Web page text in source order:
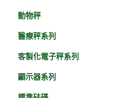
動物秤
醫療秤系列
客製化電子秤系列
顯示器系列